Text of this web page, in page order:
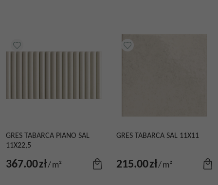
GRES TABARCA PIANO SAL
11X22,5
367.00zł/m²
GRES TABARCA SAL 11X11
215.00zł/m²